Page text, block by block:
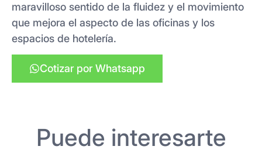
maravilloso sentido de la fluidez y el movimiento
que mejora el aspecto de las oficinas y los
espacios de hotelería.
Cotizar por Whatsapp
Puede interesarte